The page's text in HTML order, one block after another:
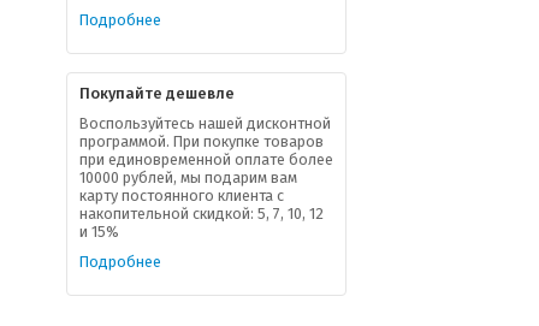
Подробнее
Покупайте дешевле
Воспользуйтесь нашей дисконтной
программой. При покупке товаров
при единовременной оплате более
10000 рублей, мы подарим вам
карту постоянного клиента с
накопительной скидкой: 5, 7, 10, 12
и 15%
Подробнее